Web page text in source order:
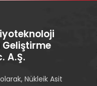
A.Ş.
Nükleik Asit